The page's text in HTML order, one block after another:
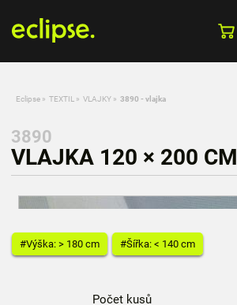
Eclipse » TEXTIL » VLAJKY » 3890 - vlajka
3890
VLAJKA 120 × 200 CM
#Výška: > 180 cm #Šířka: < 140 cm
Počet kusů